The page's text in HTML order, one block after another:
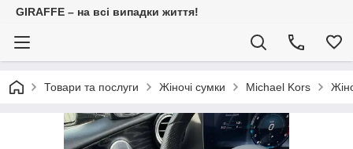
GIRAFFE – на всі випадки життя!
Товари та послуги Жіночі сумки Michael Kors